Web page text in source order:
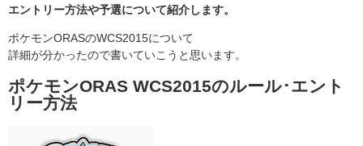
エントリー方法や予選について紹介します。
ポケモンORASのWCS2015について
詳細が分かったので書いていこうと思います。
ポケモンORAS WCS2015のルール･エント
リー方法